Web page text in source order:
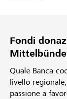
Fondi
Quale Banca
livello
passione a